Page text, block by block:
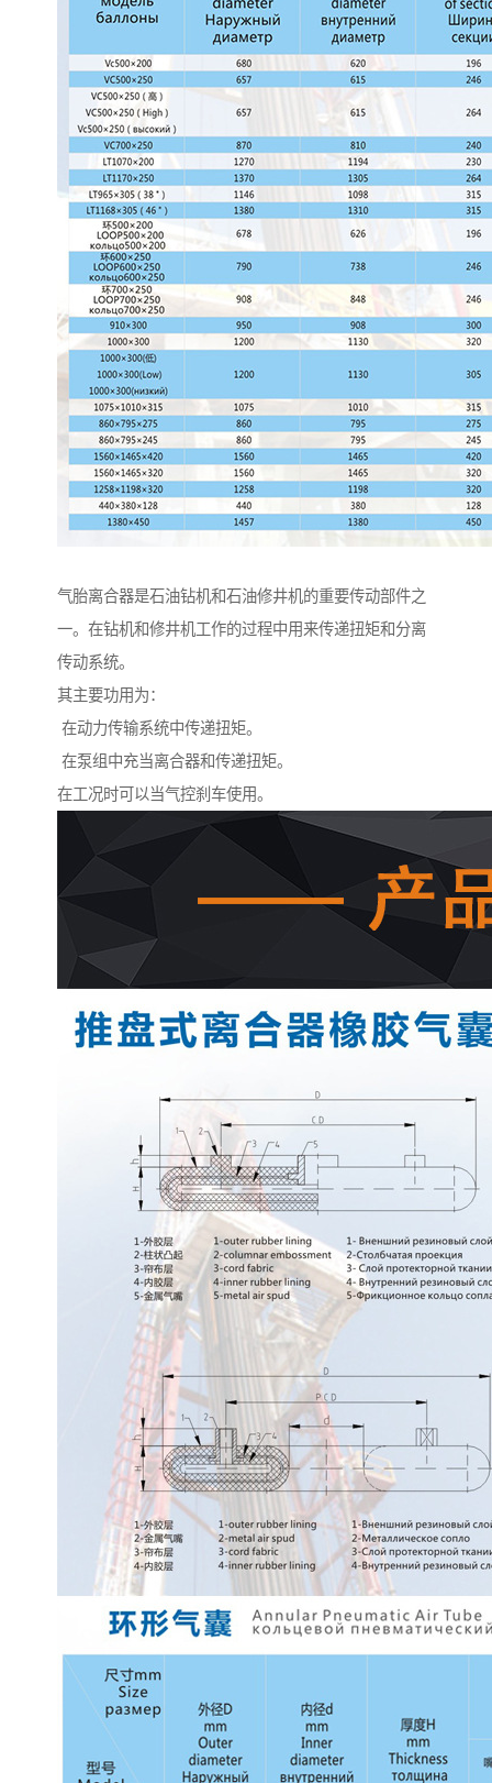
气胎离合器是石油钻机和石油修井机的重要传动部件之
一。在钻机和修井机工作的过程中用来传递扭矩和分离
传动系统。
其主要功用为：
在动力传输系统中传递扭矩。
在泵组中充当离合器和传递扭矩。
在工况时可以当气控刹车使用。